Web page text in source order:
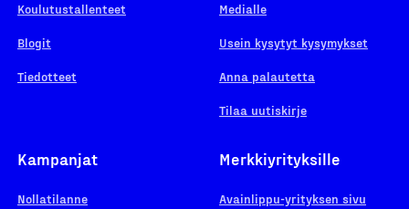
Koulutustallenteet
Blogit
Tiedotteet
Medialle
Usein kysytyt kysymykset
Anna palautetta
Tilaa uutiskirje
Kampanjat
Nollatilanne
Merkkiyrityksille
Avainlippu-yrityksen sivu